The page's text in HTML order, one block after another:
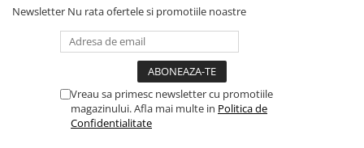
Newsletter Nu rata ofertele si promotiile noastre
Vreau sa primesc newsletter cu promotiile
magazinului. Afla mai multe in Politica de
Confidentialitate